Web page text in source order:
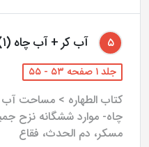
۵ آب کر + آب چاه (۱)
جلد ۱ صفحه ۵۳ - ۵۵
کتاب الطهاره > مساحت
چاه- موارد ششگانه نزح
مسکر، دم الحدث، فقاع